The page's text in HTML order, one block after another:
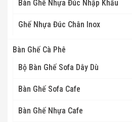
Bàn Ghế Nhựa Đúc Nhập Khẩu
Ghế Nhựa Đúc Chân Inox
Bàn Ghế Cà Phê
Bộ Bàn Ghế Sofa Dây Dù
Bàn Ghế Sofa Cafe
Bàn Ghế Nhựa Cafe